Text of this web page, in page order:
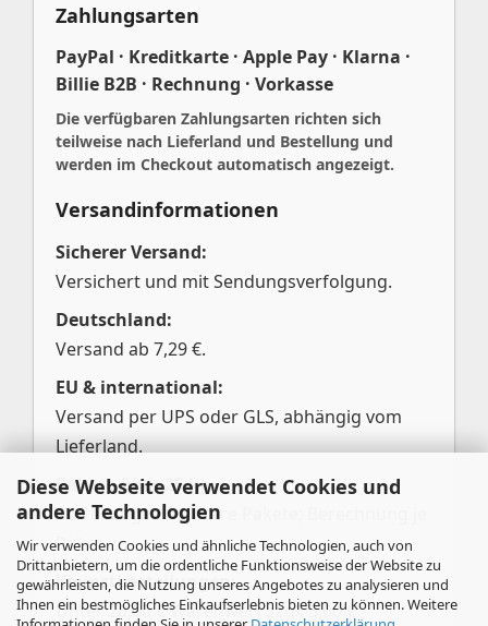
Diese Webseite verwendet Cookies und
andere Technologien
Wir verwenden Cookies und ähnliche Technologien, auch von
Drittanbietern, um die ordentliche Funktionsweise der Website zu
gewährleisten, die Nutzung unseres Angebotes zu analysieren und
Ihnen ein bestmögliches Einkaufserlebnis bieten zu können. Weitere
Zahlungsarten
PayPal · Kreditkarte · Apple Pay · Klarna ·
Billie B2B · Rechnung · Vorkasse
Die verfügbaren Zahlungsarten richten sich
teilweise nach Lieferland und Bestellung und
werden im Checkout automatisch angezeigt.
Versandinformationen
Sicherer Versand:
Versichert und mit Sendungsverfolgung.
Deutschland:
Versand ab 7,29 €.
EU & international:
Versand per UPS oder GLS, abhängig vom
Lieferland.
Pakete über 25 kg:
Aufteilung in mehrere Pakete; Berechnung je
Paket.
Kleinstbestellungen:
Unter 20,00 € Warenwert zzgl. 3,00 €